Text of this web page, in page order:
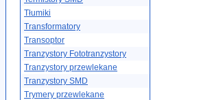
Tłumiki
Transformatory
Transoptor
Tranzystory Fototranzystory
Tranzystory przewlekane
Tranzystory SMD
Trymery przewlekane